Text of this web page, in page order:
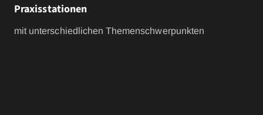
Praxisstationen
mit unterschiedlichen Themenschwerpunkten